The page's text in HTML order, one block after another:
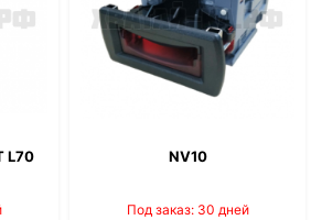
L70 NV10
Под заказ: 30 дней